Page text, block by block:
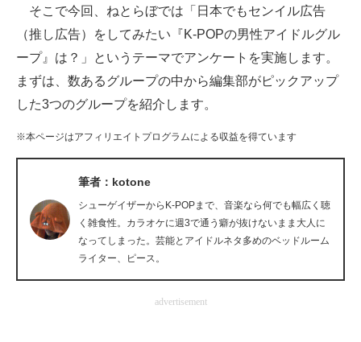
ビジネスと働き方のヒント
企業ITのトレンドを詳説
経営リーダーのコミュニティ
マーケ×ITの今がよく分かる
ITエンジニア向け専門サイト
企業向けIT製品の総合サイト
IT製品の技術・比較・事例
そこで今回、ねとらぼでは「日本でもセンイル広告
（推し広告）をしてみたい『K-POPの男性アイドルグル
ープ』は？」というテーマでアンケートを実施します。
まずは、数あるグループの中から編集部がピックアップ
した3つのグループを紹介します。
※本ページはアフィリエイトプログラムによる収益を得ています
筆者：kotone
シューゲイザーからK-POPまで、音楽なら何でも幅広く聴
く雑食性。カラオケに週3で通う癖が抜けないまま大人に
なってしまった。芸能とアイドルネタ多めのベッドルーム
ライター、ピース。
advertisement